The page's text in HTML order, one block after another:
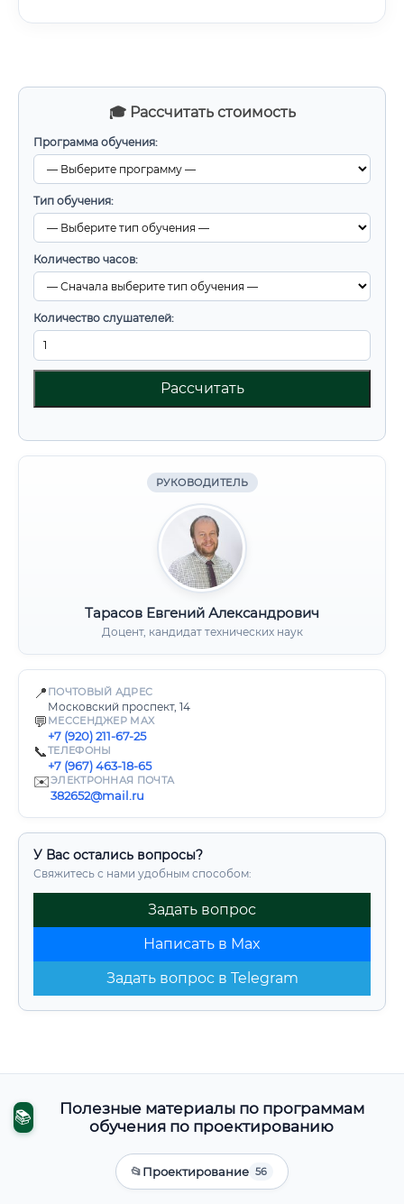
🎓 Рассчитать стоимость
Программа обучения:
Тип обучения:
Количество часов:
Количество слушателей:
Рассчитать
РУКОВОДИТЕЛЬ
Тарасов Евгений Александрович
Доцент, кандидат технических наук
📍 ПОЧТОВЫЙ АДРЕС
Московский проспект, 14
💬 МЕССЕНДЖЕР MAX
+7 (920) 211-67-25
📞ТЕЛЕФОНЫ
+7 (967) 463-18-65
✉️ЭЛЕКТРОННАЯ ПОЧТА
382652@mail.ru
У Вас остались вопросы?
Свяжитесь с нами удобным способом:
Задать вопрос
Написать в Max
Задать вопрос в Telegram
📚
Полезные материалы по программам
обучения по проектированию
📂Проектирование 56